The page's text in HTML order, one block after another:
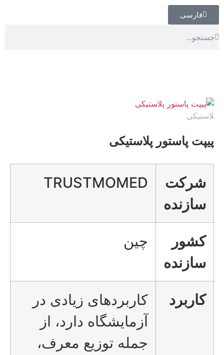
فارسی
پیپت پاستور پلاستیکی
شرکت
سازنده
TRUSTMOMED
کشور
سازنده
چین
کاربرد
کاربردهای زیادی در
آزمایشگاه دارد، از
جمله توزیع معرف،